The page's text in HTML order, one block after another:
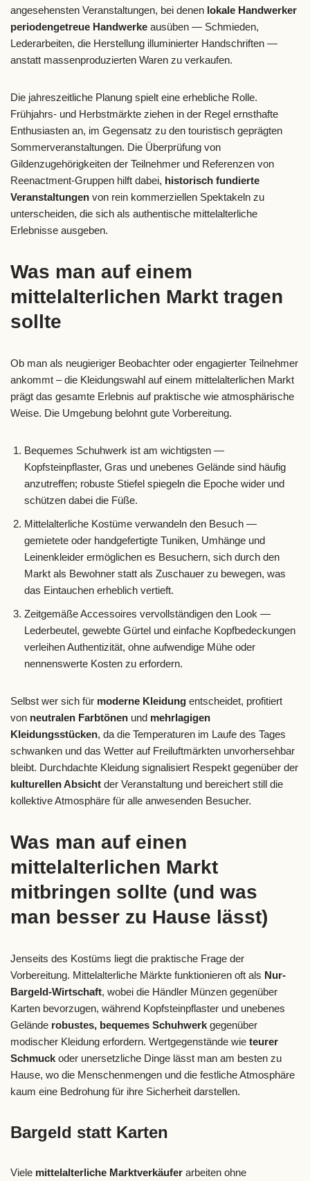
angesehensten Veranstaltungen, bei denen lokale Handwerker
periodengetreue Handwerke ausüben — Schmieden,
Lederarbeiten, die Herstellung illuminierter Handschriften —
anstatt massenproduzierten Waren zu verkaufen.
Die jahreszeitliche Planung spielt eine erhebliche Rolle.
Frühjahrs- und Herbstmärkte ziehen in der Regel ernsthafte
Enthusiasten an, im Gegensatz zu den touristisch geprägten
Sommerveranstaltungen. Die Überprüfung von
Gildenzugehörigkeiten der Teilnehmer und Referenzen von
Reenactment-Gruppen hilft dabei, historisch fundierte
Veranstaltungen von rein kommerziellen Spektakeln zu
unterscheiden, die sich als authentische mittelalterliche
Erlebnisse ausgeben.
Was man auf einem
mittelalterlichen Markt tragen
sollte
Ob man als neugieriger Beobachter oder engagierter Teilnehmer
ankommt – die Kleidungswahl auf einem mittelalterlichen Markt
prägt das gesamte Erlebnis auf praktische wie atmosphärische
Weise. Die Umgebung belohnt gute Vorbereitung.
Bequemes Schuhwerk ist am wichtigsten —
Kopfsteinpflaster, Gras und unebenes Gelände sind häufig
anzutreffen; robuste Stiefel spiegeln die Epoche wider und
schützen dabei die Füße.
Mittelalterliche Kostüme verwandeln den Besuch —
gemietete oder handgefertigte Tuniken, Umhänge und
Leinenkleider ermöglichen es Besuchern, sich durch den
Markt als Bewohner statt als Zuschauer zu bewegen, was
das Eintauchen erheblich vertieft.
Zeitgemäße Accessoires vervollständigen den Look —
Lederbeutel, gewebte Gürtel und einfache Kopfbedeckungen
verleihen Authentizität, ohne aufwendige Mühe oder
nennenswerte Kosten zu erfordern.
Selbst wer sich für moderne Kleidung entscheidet, profitiert
von neutralen Farbtönen und mehrlagigen
Kleidungsstücken, da die Temperaturen im Laufe des Tages
schwanken und das Wetter auf Freiluftmärkten unvorhersehbar
bleibt. Durchdachte Kleidung signalisiert Respekt gegenüber der
kulturellen Absicht der Veranstaltung und bereichert still die
kollektive Atmosphäre für alle anwesenden Besucher.
Was man auf einen
mittelalterlichen Markt
mitbringen sollte (und was
man besser zu Hause lässt)
Jenseits des Kostüms liegt die praktische Frage der
Vorbereitung. Mittelalterliche Märkte funktionieren oft als Nur-
Bargeld-Wirtschaft, wobei die Händler Münzen gegenüber
Karten bevorzugen, während Kopfsteinpflaster und unebenes
Gelände robustes, bequemes Schuhwerk gegenüber
modischer Kleidung erfordern. Wertgegenstände wie teurer
Schmuck oder unersetzliche Dinge lässt man am besten zu
Hause, wo die Menschenmengen und die festliche Atmosphäre
kaum eine Bedrohung für ihre Sicherheit darstellen.
Bargeld statt Karten
Viele mittelalterliche Marktverkäufer arbeiten ohne